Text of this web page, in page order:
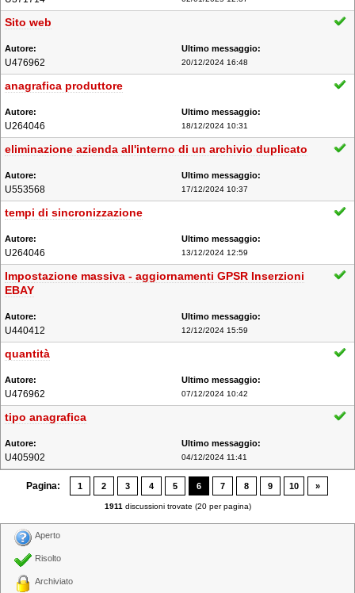
Sito web
U476962 20/12/2024 16:48
anagrafica produttore
U264046 18/12/2024 10:31
eliminazione azienda all'interno di un archivio duplicato
U553568 17/12/2024 10:37
tempi di sincronizzazione
U264046 13/12/2024 12:59
Impostazione massiva - aggiornamenti GPSR Inserzioni
EBAY
U440412 12/12/2024 15:59
quantità
U476962 07/12/2024 10:42
tipo anagrafica
U405902 04/12/2024 11:41
Pagina: 1 2 3 4 5 6 7 8 9 10 »
1911 discussioni trovate (20 per pagina)
Aperto
Risolto
Archiviato